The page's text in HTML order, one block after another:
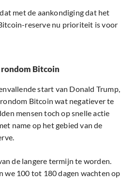
met de aankondiging dat het
reserve nu prioriteit is voor
Bitcoin
start van Donald Trump,
Bitcoin wat negatiever te
mensen toch op snelle actie
name op het gebied van de
de langere termijn te worden.
we 100 tot 180 dagen wachten op